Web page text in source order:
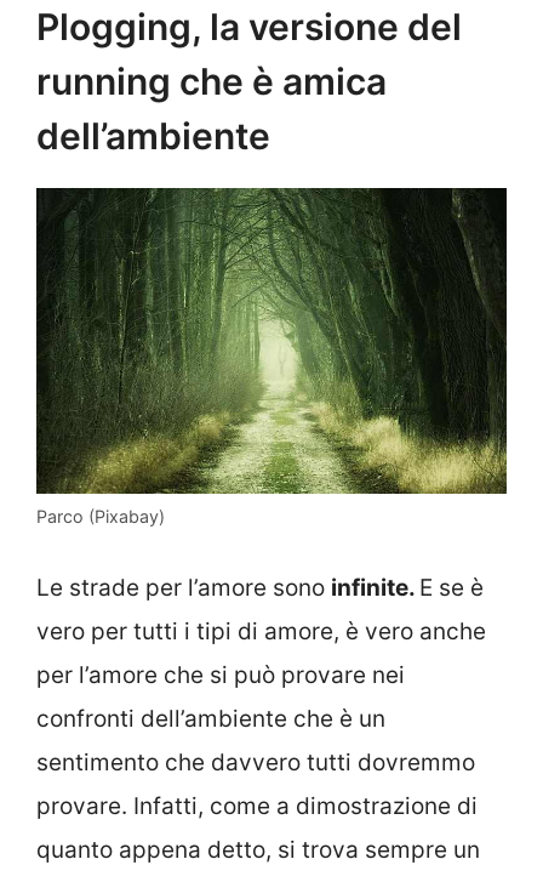
Plogging, la versione del
running che è amica
dell’ambiente
Parco (Pixabay)
Le strade per l’amore sono infinite. E se è
vero per tutti i tipi di amore, è vero anche
per l’amore che si può provare nei
confronti dell’ambiente che è un
sentimento che davvero tutti dovremmo
provare. Infatti, come a dimostrazione di
quanto appena detto, si trova sempre un